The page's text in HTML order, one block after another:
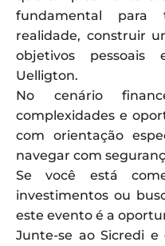
fundamental para
realidade, construir
objetivos pessoais
Uelligton.
No cenário
complexidades e
com orientação
navegar com
Se você está
investimentos ou
este evento é a
Junte-se ao Sicredi